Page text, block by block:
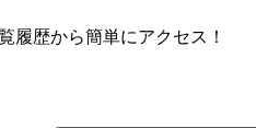
履歴から簡単にアクセス！